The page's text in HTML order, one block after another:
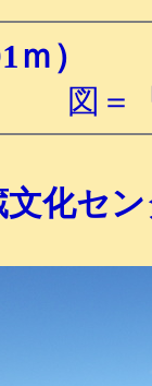
ｍ）
図＝
文化セ